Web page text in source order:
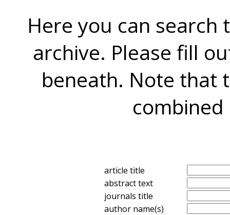
Here you can search
archive. Please fill
beneath. Note that
combined
article title
abstract text
journals title
author name(s)